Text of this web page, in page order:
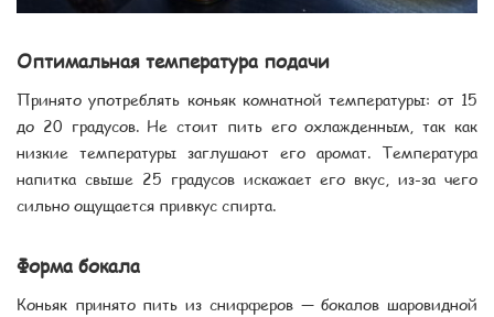
Оптимальная температура подачи
Принято употреблять коньяк комнатной температуры: от 15
до 20 градусов. Не стоит пить его охлажденным, так как
низкие температуры заглушают его аромат. Температура
напитка свыше 25 градусов искажает его вкус, из-за чего
сильно ощущается привкус спирта.
Форма бокала
Коньяк принято пить из снифферов — бокалов шаровидной